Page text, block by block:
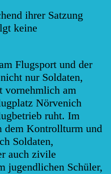
ihrer Satzung
keine
Flugsport und der
nur Soldaten,
vornehmlich am
Nörvenich
ruht. Im
dem Kontrollturm und
Soldaten,
auch zivile
jugendlichen Schüler,